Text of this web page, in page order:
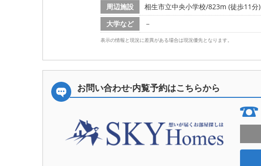
周辺施設
相生市立中央小学校/823m (徒歩11分)
大学など
－
表示の情報と現況に差異がある場合は現況優先となります。
お問い合わせ·内覧予約はこちらから